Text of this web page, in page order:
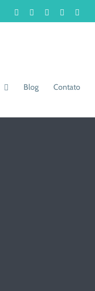
FacebookInstagramLinkedIn
Blog Contato